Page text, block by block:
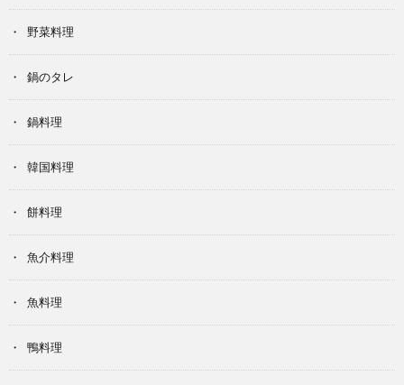
野菜料理
鍋のタレ
鍋料理
韓国料理
餅料理
魚介料理
魚料理
鴨料理